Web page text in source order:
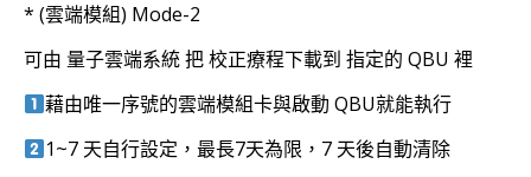
* (雲端模組) Mode-2
可由 量子雲端系統 把 校正療程下載到 指定的 QBU 裡
藉由唯一序號的雲端模組卡與啟動 QBU就能執行
1~7 天自行設定，最長7天為限，7 天後自動清除